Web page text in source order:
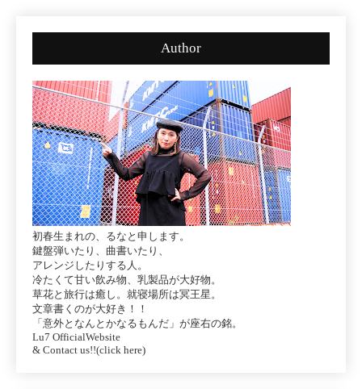
Author
初春生まれの、るなと申します。
鍵盤弾いたり、曲書いたり、
アレンジしたりする人。
冷たくて甘い飲み物、乳製品が大好物。
草花と旅行は癒し。就寝場所は冥王星。
文章書くのが大好き！！
「意外となんとかなるもんだ」が座右の銘。
Lu7 OfficialWebsite
& Contact us!!(click here)